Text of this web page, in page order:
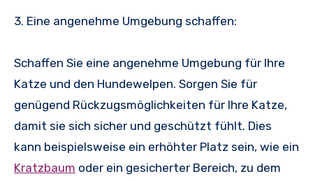
3. Eine angenehme Umgebung schaffen:
Schaffen Sie eine angenehme Umgebung für Ihre
Katze und den Hundewelpen. Sorgen Sie für
genügend Rückzugsmöglichkeiten für Ihre Katze,
damit sie sich sicher und geschützt fühlt. Dies
kann beispielsweise ein erhöhter Platz sein, wie ein
Kratzbaum oder ein gesicherter Bereich, zu dem